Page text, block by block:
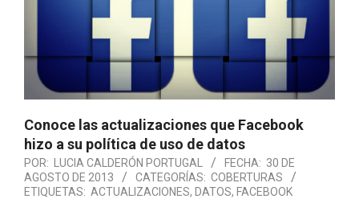
Conoce las actualizaciones que Facebook
hizo a su política de uso de datos
POR: LUCIA CALDERÓN PORTUGAL FECHA: 30 DE
AGOSTO DE 2013
CATEGORÍAS: COBERTURAS
ETIQUETAS: ACTUALIZACIONES, DATOS, FACEBOOK